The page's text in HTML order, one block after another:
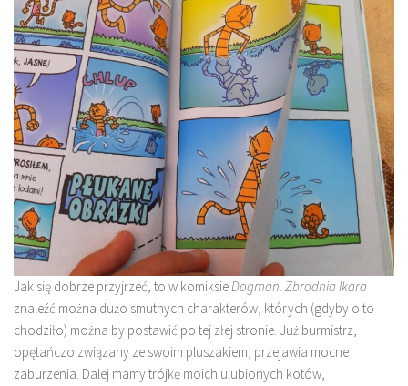
Jak się dobrze przyjrzeć, to w komiksieDogman. Zbrodnia Ikara
znaleźć można dużo smutnych charakterów, których (gdyby o to
chodziło) można by postawić po tej złej stronie. Już burmistrz,
opętańczo związany ze swoim pluszakiem, przejawia mocne
zaburzenia. Dalej mamy trójkę moich ulubionych kotów,